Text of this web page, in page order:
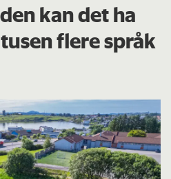
kan det ha
flere språk